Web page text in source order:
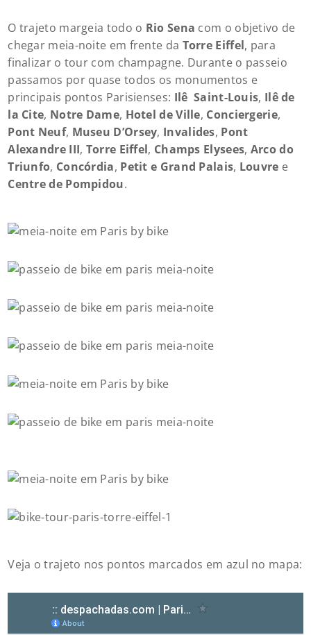
O trajeto margeia todo o Rio Sena com o objetivo de
chegar meia-noite em frente da Torre Eiffel, para
finalizar o tour com champagne. Durante o passeio
passamos por quase todos os monumentos e
principais pontos Parisienses: Ilê Saint-Louis, Ilê de
la Cite, Notre Dame, Hotel de Ville, Conciergerie,
Pont Neuf, Museu D’Orsey, Invalides, Pont
Alexandre III, Torre Eiffel, Champs Elysees, Arco do
Triunfo, Concórdia, Petit e Grand Palais, Louvre e
Centre de Pompidou.
Veja o trajeto nos pontos marcados em azul no mapa: